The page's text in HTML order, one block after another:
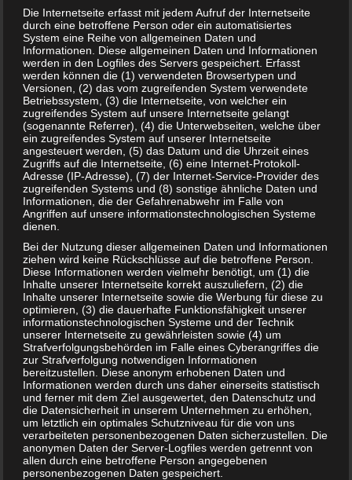
Ingwer serviert. War Sushi zunächst nur im asiatischen…
WEITERLESEN...
Hasbro Kroko Doc Geschicklichkeitsspiel für
11,90 Euro
4. MÄRZ 2023
Krokodoc zählt vermutlich zu den absoluten Evergreens
der kindgerechten Gesellschaftsspiele. Das Spiel gibt es
vermutlich bereits seit Jahrzehnten. Falls du dir das Spiel
noch heute…
WEITERLESEN...
Die Internetseite erfasst mit jedem Aufruf der Internetseite
durch eine betroffene Person oder ein automatisiertes
System eine Reihe von allgemeinen Daten und
Informationen. Diese allgemeinen Daten und Informationen
werden in den Logfiles des Servers gespeichert. Erfasst
werden können die (1) verwendeten Browsertypen und
Versionen, (2) das vom zugreifenden System verwendete
Betriebssystem, (3) die Internetseite, von welcher ein
zugreifendes System auf unsere Internetseite gelangt
(sogenannte Referrer), (4) die Unterwebseiten, welche über
ein zugreifendes System auf unserer Internetseite
angesteuert werden, (5) das Datum und die Uhrzeit eines
Zugriffs auf die Internetseite, (6) eine Internet-Protokoll-
Adresse (IP-Adresse), (7) der Internet-Service-Provider des
zugreifenden Systems und (8) sonstige ähnliche Daten und
Informationen, die der Gefahrenabwehr im Falle von
Angriffen auf unsere informationstechnologischen Systeme
dienen.
Bei der Nutzung dieser allgemeinen Daten und Informationen
ziehen wird keine Rückschlüsse auf die betroffene Person.
Diese Informationen werden vielmehr benötigt, um (1) die
Inhalte unserer Internetseite korrekt auszuliefern, (2) die
Inhalte unserer Internetseite sowie die Werbung für diese zu
optimieren, (3) die dauerhafte Funktionsfähigkeit unserer
informationstechnologischen Systeme und der Technik
unserer Internetseite zu gewährleisten sowie (4) um
Strafverfolgungsbehörden im Falle eines Cyberangriffes die
zur Strafverfolgung notwendigen Informationen
bereitzustellen. Diese anonym erhobenen Daten und
Informationen werden durch uns daher einerseits statistisch
und ferner mit dem Ziel ausgewertet, den Datenschutz und
die Datensicherheit in unserem Unternehmen zu erhöhen,
um letztlich ein optimales Schutzniveau für die von uns
verarbeiteten personenbezogenen Daten sicherzustellen. Die
anonymen Daten der Server-Logfiles werden getrennt von
allen durch eine betroffene Person angegebenen
personenbezogenen Daten gespeichert.